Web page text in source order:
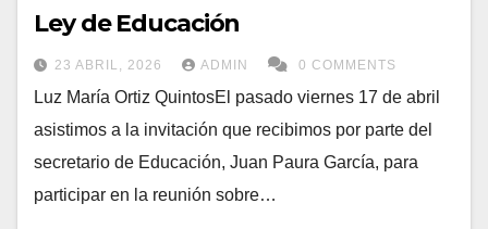
Ley de Educación
23 ABRIL, 2026 ADMIN 0 COMMENTS
Luz María Ortiz QuintosEl pasado viernes 17 de abril
asistimos a la invitación que recibimos por parte del
secretario de Educación, Juan Paura García, para
participar en la reunión sobre…